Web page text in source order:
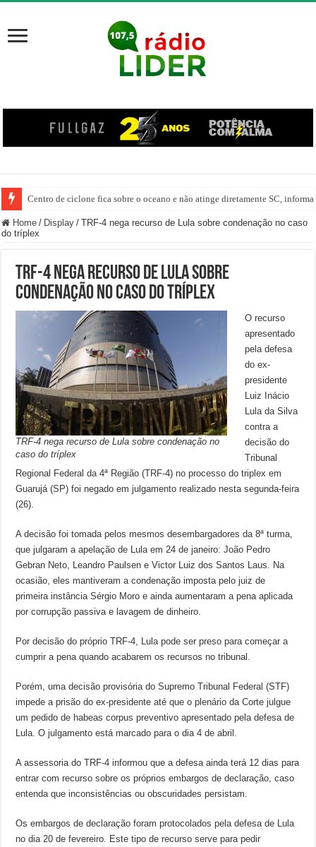
Centro de ciclone fica sobre o oceano e não atinge diretamente SC,
Carro despenca no Rio do Tigre após saída de pista em Joaçaba
Home / Display / TRF-4 nega recurso de Lula sobre condenação no caso
do tríplex
TRF-4 nega recurso de Lula sobre
condenação no caso do tríplex
TRF-4 nega recurso de Lula sobre condenação no
caso do tríplex
O recurso
apresentado
pela defesa
do ex-
presidente
Luiz Inácio
Lula da Silva
contra a
decisão do
Tribunal
Regional Federal da 4ª Região (TRF-4) no processo do triplex em
Guarujá (SP) foi negado em julgamento realizado nesta segunda-feira
(26).
A decisão foi tomada pelos mesmos desembargadores da 8ª turma,
que julgaram a apelação de Lula em 24 de janeiro: João Pedro
Gebran Neto, Leandro Paulsen e Victor Luiz dos Santos Laus. Na
ocasião, eles mantiveram a condenação imposta pelo juiz de
primeira instância Sérgio Moro e ainda aumentaram a pena aplicada
por corrupção passiva e lavagem de dinheiro.
Por decisão do próprio TRF-4, Lula pode ser preso para começar a
cumprir a pena quando acabarem os recursos no tribunal.
Porém, uma decisão provisória do Supremo Tribunal Federal (STF)
impede a prisão do ex-presidente até que o plenário da Corte julgue
um pedido de habeas corpus preventivo apresentado pela defesa de
Lula. O julgamento está marcado para o dia 4 de abril.
A assessoria do TRF-4 informou que a defesa ainda terá 12 dias para
entrar com recurso sobre os próprios embargos de declaração, caso
entenda que inconsistências ou obscuridades persistam.
Os embargos de declaração foram protocolados pela defesa de Lula
no dia 20 de fevereiro. Este tipo de recurso serve para pedir